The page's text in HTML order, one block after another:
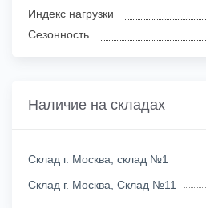
Индекс нагрузки
Сезонность
Наличие на складах
Склад г. Москва, склад №1
Склад г. Москва, Склад №11